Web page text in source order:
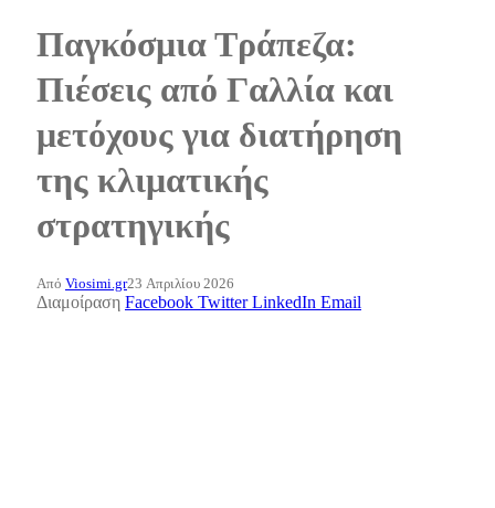
Παγκόσμια Τράπεζα:
Πιέσεις από Γαλλία και
μετόχους για διατήρηση
της κλιματικής
στρατηγικής
Από Viosimi.gr23 Απριλίου 2026
Διαμοίραση Facebook Twitter LinkedIn Email